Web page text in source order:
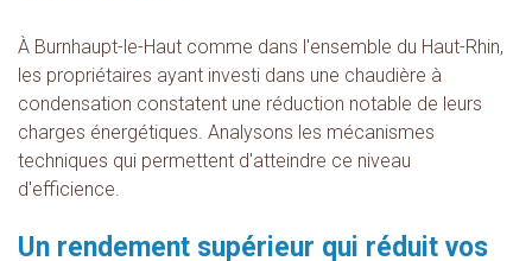
À Burnhaupt-le-Haut comme dans l'ensemble du Haut-Rhin,
les propriétaires ayant investi dans une chaudière à
condensation constatent une réduction notable de leurs
charges énergétiques. Analysons les mécanismes
techniques qui permettent d'atteindre ce niveau
d'efficience.
Un rendement supérieur qui réduit vos